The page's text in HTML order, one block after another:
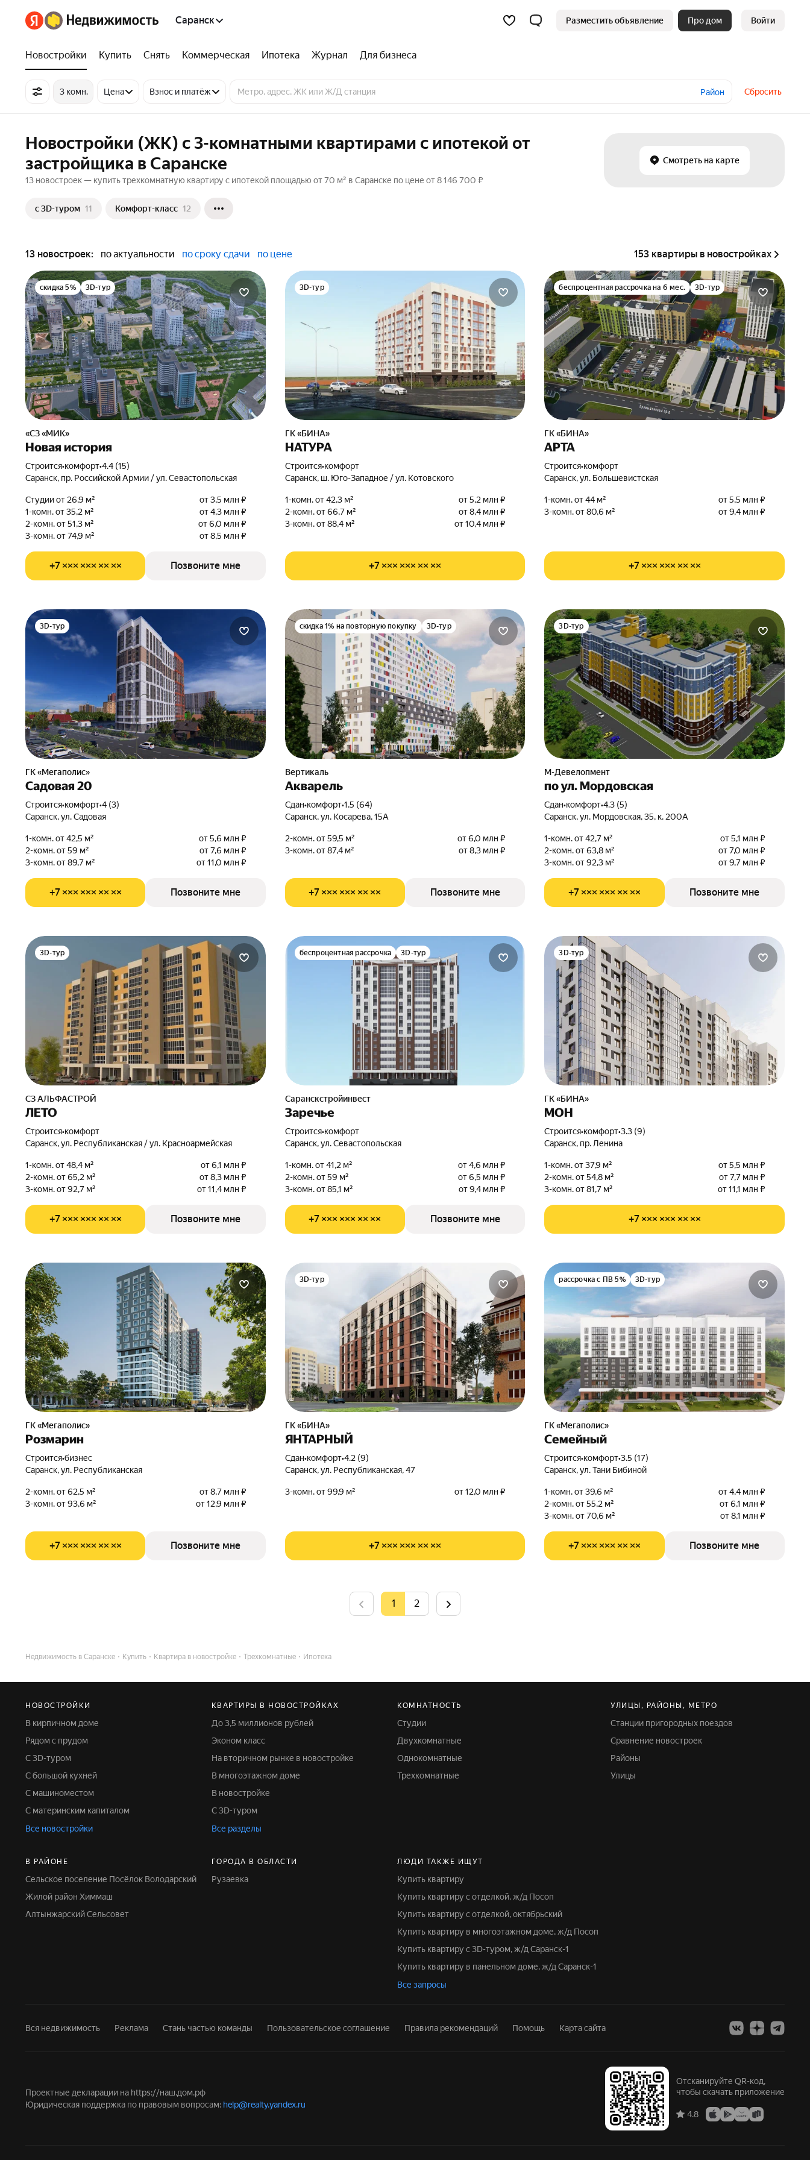
Саранск Разместить объявление Про дом Войти
Новостройки Купить Снять Коммерческая Ипотека Журнал Для бизнеса
3 комн. Цена Взнос и платёж Район Сбросить
Новостройки (ЖК) с 3-комнатными квартирами с ипотекой от
застройщика в Саранске
13 новостроек — купить трехкомнатную квартиру с ипотекой площадью от 70 м² в Саранске по цене от 8 146 700 ₽
c 3D-туром 11 Комфорт-класс 12
Смотреть на карте
13 новостроек: по актуальности по сроку сдачи по цене 153 квартиры в новостройках
скидка 5% 3D-тур
«СЗ «МИК»
Новая история
Строится•комфорт•4.4 (15)
Саранск, пр. Российской Армии / ул. Севастопольская
Студии от 26,9 м²
от 3,5 млн ₽
1-комн. от 35,2 м²
от 4,3 млн ₽
2-комн. от 51,3 м²
от 6,0 млн ₽
3-комн. от 74,9 м²
от 8,5 млн ₽
+7 ××× ××× ×× ×× Позвоните мне
3D-тур
ГК «БИНА»
НАТУРА
Строится•комфорт
Саранск, ш. Юго-Западное / ул. Котовского
1-комн. от 42,3 м²
от 5,2 млн ₽
2-комн. от 66,7 м²
от 8,4 млн ₽
3-комн. от 88,4 м²
от 10,4 млн ₽
+7 ××× ××× ×× ××
беспроцентная рассрочка на 6 мес. 3D-тур
ГК «БИНА»
АРТА
Строится•комфорт
Саранск, ул. Большевистская
1-комн. от 44 м²
от 5,5 млн ₽
3-комн. от 80,6 м²
от 9,4 млн ₽
+7 ××× ××× ×× ××
3D-тур
ГК «Мегаполис»
Садовая 20
Строится•комфорт•4 (3)
Саранск, ул. Садовая
1-комн. от 42,5 м²
от 5,6 млн ₽
2-комн. от 59 м²
от 7,6 млн ₽
3-комн. от 89,7 м²
от 11,0 млн ₽
+7 ××× ××× ×× ×× Позвоните мне
скидка 1% на повторную покупку 3D-тур
Вертикаль
Акварель
Сдан•комфорт•1.5 (64)
Саранск, ул. Косарева, 15А
2-комн. от 59,5 м²
от 6,0 млн ₽
3-комн. от 87,4 м²
от 8,3 млн ₽
+7 ××× ××× ×× ×× Позвоните мне
3D-тур
М-Девелопмент
по ул. Мордовская
Сдан•комфорт•4.3 (5)
Саранск, ул. Мордовская, 35, к. 200А
1-комн. от 42,7 м²
от 5,1 млн ₽
2-комн. от 63,8 м²
от 7,0 млн ₽
3-комн. от 92,3 м²
от 9,7 млн ₽
+7 ××× ××× ×× ×× Позвоните мне
3D-тур
СЗ АЛЬФАСТРОЙ
ЛЕТО
Строится•комфорт
Саранск, ул. Республиканская / ул. Красноармейская
1-комн. от 48,4 м²
от 6,1 млн ₽
2-комн. от 65,2 м²
от 8,3 млн ₽
3-комн. от 92,7 м²
от 11,4 млн ₽
+7 ××× ××× ×× ×× Позвоните мне
беспроцентная рассрочка 3D-тур
Саранскстройинвест
Заречье
Строится•комфорт
Саранск, ул. Севастопольская
1-комн. от 41,2 м²
от 4,6 млн ₽
2-комн. от 59 м²
от 6,5 млн ₽
3-комн. от 85,1 м²
от 9,4 млн ₽
+7 ××× ××× ×× ×× Позвоните мне
3D-тур
ГК «БИНА»
МОН
Строится•комфорт•3.3 (9)
Саранск, пр. Ленина
1-комн. от 37,9 м²
от 5,5 млн ₽
2-комн. от 54,8 м²
от 7,7 млн ₽
3-комн. от 81,7 м²
от 11,1 млн ₽
+7 ××× ××× ×× ××
ГК «Мегаполис»
Розмарин
Строится•бизнес
Саранск, ул. Республиканская
2-комн. от 62,5 м²
от 8,7 млн ₽
3-комн. от 93,6 м²
от 12,9 млн ₽
+7 ××× ××× ×× ×× Позвоните мне
3D-тур
ГК «БИНА»
ЯНТАРНЫЙ
Сдан•комфорт•4.2 (9)
Саранск, ул. Республиканская, 47
3-комн. от 99,9 м² от 12,0 млн ₽
+7 ××× ××× ×× ××
рассрочка с ПВ 5% 3D-тур
ГК «Мегаполис»
Семейный
Строится•комфорт•3.5 (17)
Саранск, ул. Тани Бибиной
1-комн. от 39,6 м²
от 4,4 млн ₽
2-комн. от 55,2 м²
от 6,1 млн ₽
3-комн. от 70,6 м²
от 8,1 млн ₽
+7 ××× ××× ×× ×× Позвоните мне
1 2
Недвижимость в Саранске Купить Квартира в новостройке Трехкомнатные Ипотека
НОВОСТРОЙКИ
В кирпичном доме
Рядом с прудом
С 3D-туром
С большой кухней
С машиноместом
С материнским капиталом
Все новостройки
КВАРТИРЫ В НОВОСТРОЙКАХ
До 3,5 миллионов рублей
Эконом класс
На вторичном рынке в новостройке
В многоэтажном доме
В новостройке
С 3D-туром
Все разделы
КОМНАТНОСТЬ
Студии
Двухкомнатные
Однокомнатные
Трехкомнатные
УЛИЦЫ, РАЙОНЫ, МЕТРО
Станции пригородных поездов
Сравнение новостроек
Районы
Улицы
В РАЙОНЕ
Сельское поселение Посёлок Володарский
Жилой район Химмаш
Алтынжарский Сельсовет
ГОРОДА В ОБЛАСТИ
Рузаевка
ЛЮДИ ТАКЖЕ ИЩУТ
Купить квартиру
Купить квартиру с отделкой, ж/д Посоп
Купить квартиру с отделкой, октябрьский
Купить квартиру в многоэтажном доме, ж/д Посоп
Купить квартиру с 3D-туром, ж/д Саранск-1
Купить квартиру в панельном доме, ж/д Саранск-1
Все запросы
Вся недвижимость Реклама Стань частью команды Пользовательское соглашение Правила рекомендаций Помощь Карта сайта
Проектные декларации на https://наш.дом.рф
Юридическая поддержка по правовым вопросам: help@realty.yandex.ru
Отсканируйте QR-код,
чтобы скачать приложение
4.8